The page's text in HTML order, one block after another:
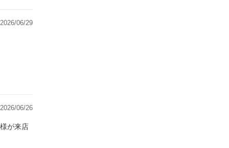
2026/06/29
2026/06/26
が来店